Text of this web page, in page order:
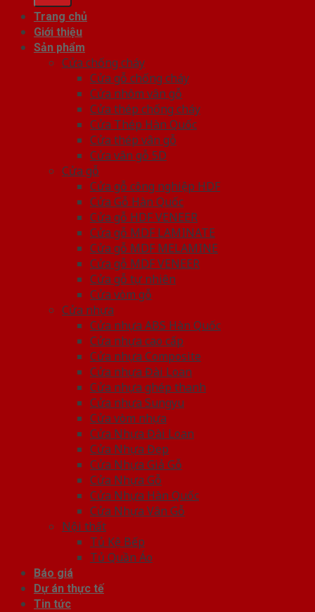
Trang chủ
Giới thiệu
Sản phẩm
Cửa chống cháy
Cửa gỗ chống cháy
Cửa nhôm vân gỗ
Cửa thép chống cháy
Cửa Thép Hàn Quốc
Cửa thép vân gỗ
Cửa vân gỗ 5D
Cửa gỗ
Cửa gỗ công nghiệp HDF
Cửa Gỗ Hàn Quốc
Cửa gỗ HDF VENEER
Cửa gỗ MDF LAMINATE
Cửa gỗ MDF MELAMINE
Cửa gỗ MDF VENEER
Cửa gỗ tự nhiên
Cửa vòm gỗ
Cửa nhựa
Cửa nhựa ABS Hàn Quốc
Cửa nhựa cao cấp
Cửa nhựa Composite
Cửa nhựa Đài Loan
Cửa nhựa ghép thanh
Cửa nhựa Sungyu
Cửa vòm nhựa
Cửa Nhựa Đài Loan
Cửa Nhựa Đẹp
Cửa Nhựa Giả Gỗ
Cửa Nhựa Gỗ
Cửa Nhựa Hàn Quốc
Cửa Nhựa Vân Gỗ
Nội thất
Tủ Kệ Bếp
Tủ Quần Áo
Báo giá
Dự án thực tế
Tin tức